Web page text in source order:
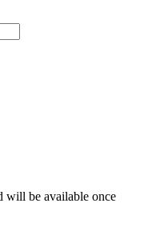
will be available once